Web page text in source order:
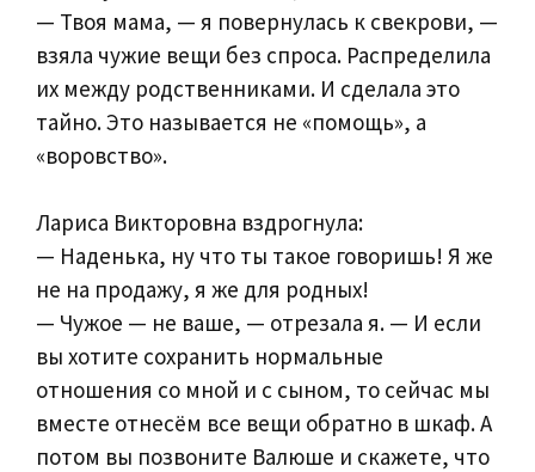
— Твоя мама, — я повернулась к свекрови, —
взяла чужие вещи без спроса. Распределила
их между родственниками. И сделала это
тайно. Это называется не «помощь», а
«воровство».
Лариса Викторовна вздрогнула:
— Наденька, ну что ты такое говоришь! Я же
не на продажу, я же для родных!
— Чужое — не ваше, — отрезала я. — И если
вы хотите сохранить нормальные
отношения со мной и с сыном, то сейчас мы
вместе отнесём все вещи обратно в шкаф. А
потом вы позвоните Валюше и скажете, что